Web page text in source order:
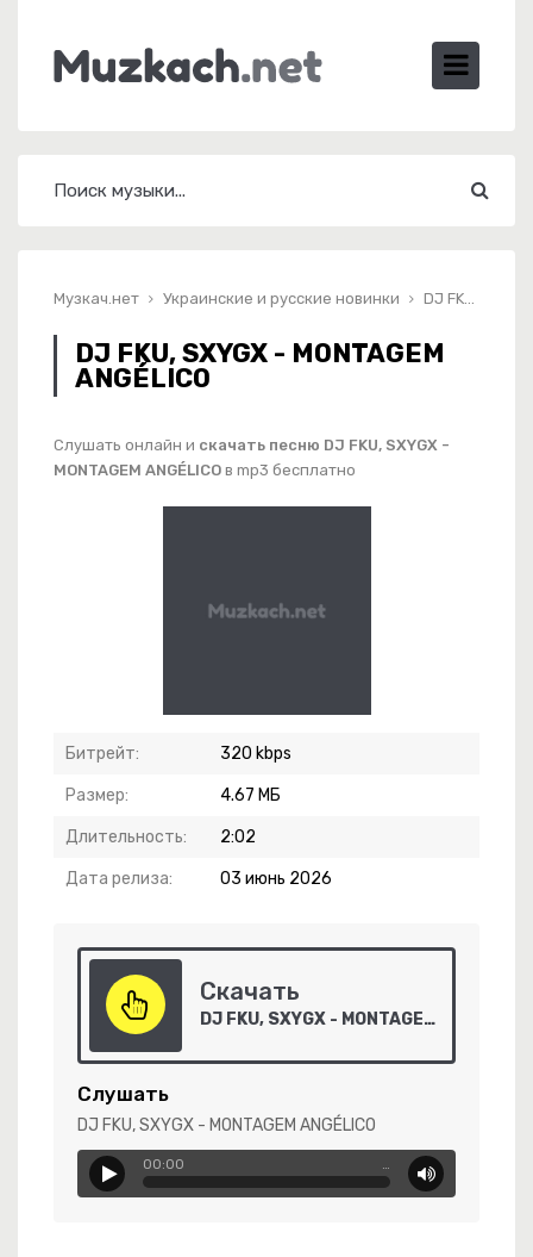
Музкач.нет Украинские и русские новинки DJ FKU, SXYGX - MONTAGEM ANGÉLICO
DJ FKU, SXYGX - MONTAGEM
ANGÉLICO
Слушать онлайн и скачать песню DJ FKU, SXYGX -
MONTAGEM ANGÉLICO в mp3 бесплатно
Битрейт: 320 kbps
Размер: 4.67 МБ
Длительность: 2:02
Дата релиза: 03 июнь 2026
Скачать
DJ FKU, SXYGX - MONTAGEM ANGÉLICO
Слушать
DJ FKU, SXYGX - MONTAGEM ANGÉLICO
00:00 …
Хейтерам